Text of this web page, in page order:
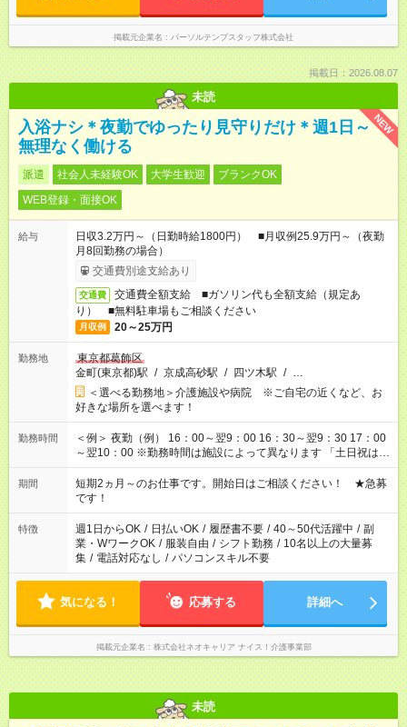
掲載元企業名 パーソルテンプスタッフ株式会社
掲載日：2026.08.07
未読
NEW
入浴ナシ＊夜勤でゆったり見守りだけ＊週1日～
無理なく働ける
派遣 社会人未経験OK 大学生歓迎
ブランクOK
WEB登録・面接OK
給与
日収3.2万円～（日勤時給1800円） ■月収例25.9万円～（夜勤
月8回勤務の場合）
交通費別途支給あり
交通費
交通費全額支給 ■ガソリン代も全額支給（規定あ
り） ■無料駐車場もご相談ください
月収例 20～25万円
勤務地
東京都葛飾区
金町(東京都)駅 / 京成高砂駅 / 四ツ木駅 / …
＜選べる勤務地＞介護施設や病院 ※ご自宅の近くなど、お
好きな場所を選べます！
勤務時間
＜例＞ 夜勤（例） 16：00～翌9：00 16：30～翌9：30 17：00
～翌10：00 ※勤務時間は施設によって異なります 「土日祝は休
みたい」 「しっかり稼ぎたい」 「もう少し遅い時間から始めた
い」など ご希望にあったお仕事をご案内いたします。 ※未経験
の方の場合は1～2ヶ月間は日中での仕事を経験いただき、 お
仕事に慣れてからの夜勤になります。 ★家庭の都合でお休みが
必要な場合も遠慮なくご相談ください。
期間
短期2ヵ月～のお仕事です。開始日はご相談ください！ ★急募
です！
特徴 週1日からOK / 日払いOK / 履歴書不要 / 40～50代活躍中 / 副
業・WワークOK / 服装自由 / シフト勤務 / 10名以上の大量募
集 / 電話対応なし / パソコンスキル不要
気になる！ 応募する 詳細へ
掲載元企業名 株式会社ネオキャリア ナイス！介護事業部
未読